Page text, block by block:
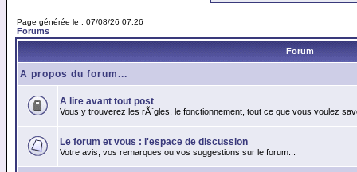
Page générée le : 07/08/26 07:26
Forums
Forum
A propos du forum...
A lire avant tout post
Vous y trouverez les rÃ¨gles, le fonctionnement, tout ce que vous voulez
Le forum et vous : l'espace de discussion
Votre avis, vos remarques ou vos suggestions sur le forum...